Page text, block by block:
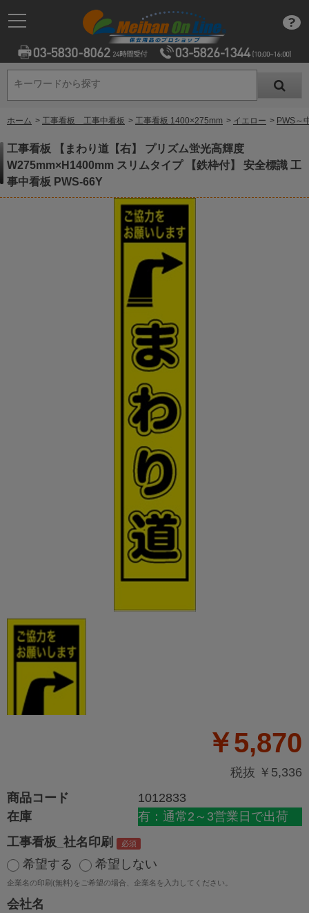
キーワードから探す
キーワードから探す
ホーム > 工事看板 工事中看板 > 工事看板 1400×275mm > イエロー > PWS～
工事看板 【まわり道【右】 プリズム蛍光高輝度
W275mm×H1400mm スリムタイプ 【鉄枠付】 安全標識 工
事中看板 PWS-66Y
￥5,870
税抜 ￥5,336
商品コード
1012833
在庫
有：通常2～3営業日で出荷
工事看板_社名印刷
希望する
希望しない
企業名の印刷(無料)をご希望の場合、企業名を入力してください。
会社名